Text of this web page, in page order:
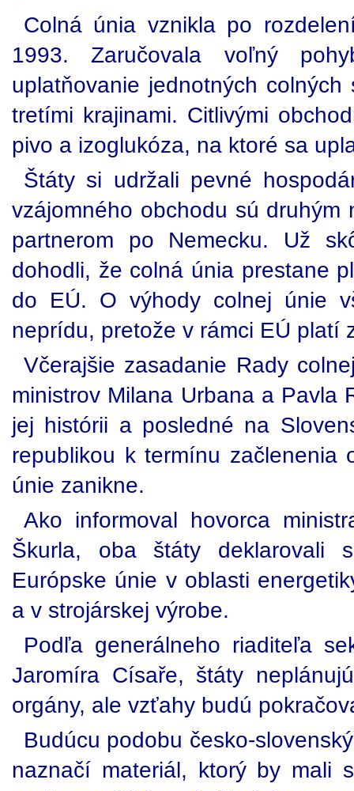
Colná únia vznikla po
1993. Zaručovala voľný
uplatňovanie jednotných
tretími krajinami. Citlivými
pivo a izoglukóza, na ktoré sa
Štáty si udržali pevné
vzájomného obchodu sú druhým
partnerom po Nemecku. Už
dohodli, že colná únia prestane
do EÚ. O výhody colnej únie
neprídu, pretože v rámci EÚ platí
Včerajšie zasadanie Rady
ministrov Milana Urbana a Pavla
jej histórii a posledné na
republikou k termínu začlenenia
únie zanikne.
Ako informoval hovorca
Škurla, oba štáty deklarovali
Európske únie v oblasti
a v strojárskej výrobe.
Podľa generálneho riaditeľa
Jaromíra Císaře, štáty
orgány, ale vzťahy budú
Budúcu podobu česko-
naznačí materiál, ktorý by mali